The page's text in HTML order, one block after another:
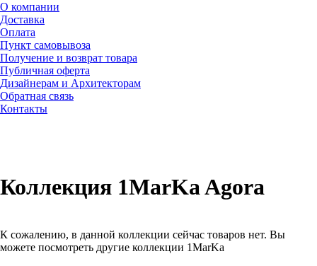
О компании
Доставка
Оплата
Пункт самовывоза
Получение и возврат товара
Публичная оферта
Дизайнерам и Архитекторам
Обратная связь
Контакты
Коллекция 1MarKa Agora
К сожалению, в данной коллекции сейчас товаров нет. Вы
можете посмотреть другие коллекции 1MarKa